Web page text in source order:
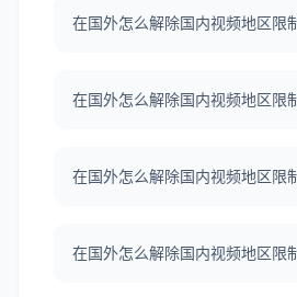
在国外怎么解除国内视频地区限